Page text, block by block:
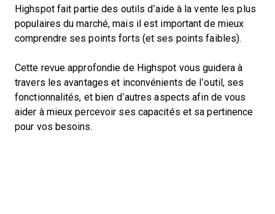
Highspot fait partie des outils d’aide à la vente les plus
populaires du marché, mais il est important de mieux
comprendre ses points forts (et ses points faibles).
Cette revue approfondie de Highspot vous guidera à
travers les avantages et inconvénients de l’outil, ses
fonctionnalités, et bien d’autres aspects afin de vous
aider à mieux percevoir ses capacités et sa pertinence
pour vos besoins.